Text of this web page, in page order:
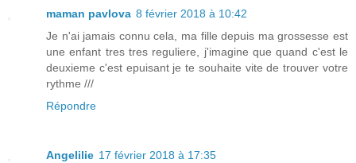
maman pavlova 8 février 2018 à 10:42
Je n'ai jamais connu cela, ma fille depuis ma grossesse est
une enfant tres tres reguliere, j'imagine que quand c'est le
deuxieme c'est epuisant je te souhaite vite de trouver votre
rythme ///
Répondre
Angelilie 17 février 2018 à 17:35